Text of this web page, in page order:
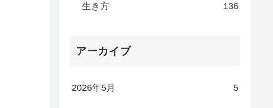
生き方 136
アーカイブ
2026年5月 5